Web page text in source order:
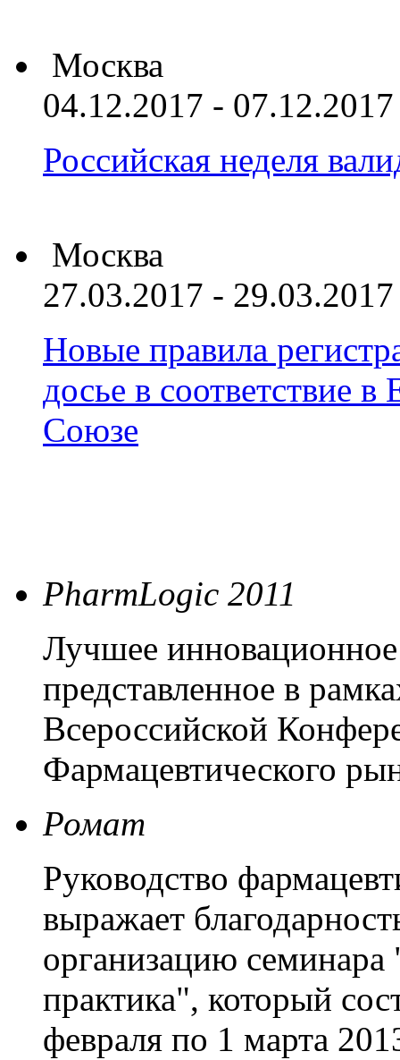
Москва
04.12.2017 - 07.12.2017
Российская неделя
Москва
27.03.2017 - 29.03.2017
Новые правила
досье в соответствие
Союзе
PharmLogic 2011
Лучшее
представленное в
Всероссийской
Фармацевтического
Ромат
Руководство
выражает
организацию
практика", который
февраля по 1 марта